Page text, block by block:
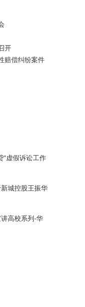
开
赔偿纠纷案件
”虚假诉讼工作
城控股王振华
高校系列-华